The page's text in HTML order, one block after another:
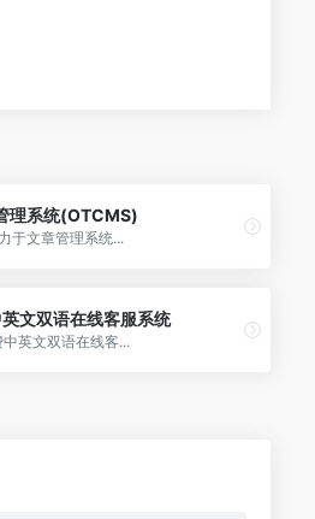
理系统(OTCMS)
于文章管理系统...
文双语在线客服系统
英文双语在线客...